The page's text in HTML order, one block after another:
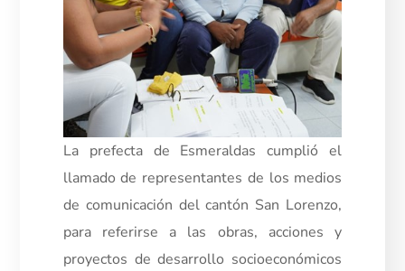
La prefecta de Esmeraldas cumplió el
llamado de representantes de los medios
de comunicación del cantón San Lorenzo,
para referirse a las obras, acciones y
proyectos de desarrollo socioeconómicos